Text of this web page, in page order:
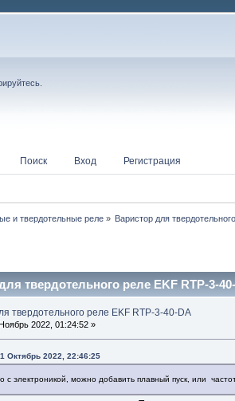
Поиск Вход Регистрация
и твердотельные реле » Варистор для
твердотельного реле EKF RTP-3-
твердотельного реле EKF RTP-3-40-DA
2022, 01:24:52 »
Октябрь 2022, 22:46:25
с электроникой, можно добавить плавный пуск, или